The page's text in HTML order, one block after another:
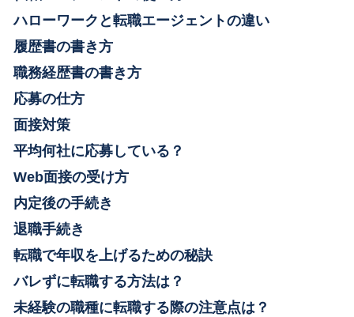
ハローワークと転職エージェントの違い
履歴書の書き方
職務経歴書の書き方
応募の仕方
面接対策
平均何社に応募している？
Web面接の受け方
内定後の手続き
退職手続き
転職で年収を上げるための秘訣
バレずに転職する方法は？
未経験の職種に転職する際の注意点は？